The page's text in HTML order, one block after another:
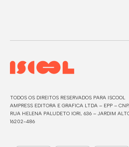
TODOS OS DIREITOS RESERVADOS PARA ISCOOL
AMPRESS EDITORA E GRAFICA LTDA – EPP –
RUA HELENA PALUDETO IORI, 636 – JARDIM
16202-486